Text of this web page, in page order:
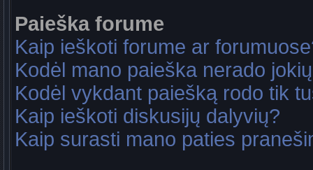
Paieška forume
Kaip ieškoti forume ar
Kodėl mano paieška nerado
Kodėl vykdant paiešką rodo tik
Kaip ieškoti diskusijų dalyvių?
Kaip surasti mano paties